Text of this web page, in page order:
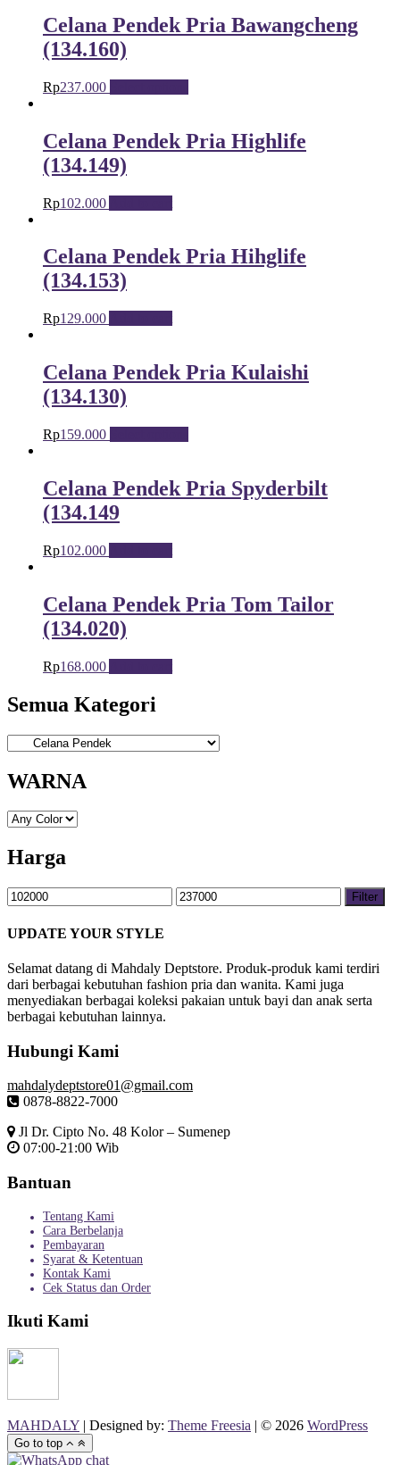
Celana Pendek Pria Bawangcheng
(134.160)
Rp237.000
Celana Pendek Pria Highlife
(134.149)
Rp102.000
Celana Pendek Pria Hihglife
(134.153)
Rp129.000
Celana Pendek Pria Kulaishi
(134.130)
Rp159.000
Celana Pendek Pria Spyderbilt
(134.149
Rp102.000
Celana Pendek Pria Tom Tailor
(134.020)
Rp168.000
Semua Kategori
WARNA
Harga
Filter
UPDATE YOUR STYLE
Selamat datang di Mahdaly Deptstore. Produk-produk kami terdiri
dari berbagai kebutuhan fashion pria dan wanita. Kami juga
menyediakan berbagai koleksi pakaian untuk bayi dan anak serta
berbagai kebutuhan lainnya.
Hubungi Kami
mahdalydeptstore01@gmail.com
0878-8822-7000
Jl Dr. Cipto No. 48 Kolor – Sumenep
07:00-21:00 Wib
Bantuan
Tentang Kami
Cara Berbelanja
Pembayaran
Syarat & Ketentuan
Kontak Kami
Cek Status dan Order
Ikuti Kami
MAHDALY | Designed by: Theme Freesia | © 2026 WordPress
Go to top